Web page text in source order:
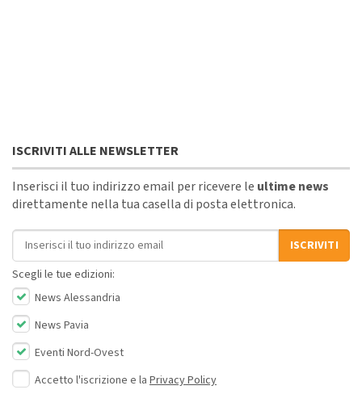
ISCRIVITI ALLE NEWSLETTER
Inserisci il tuo indirizzo email per ricevere le ultime news
direttamente nella tua casella di posta elettronica.
Indirizzo email
ISCRIVITI
Scegli le tue edizioni:
News Alessandria
News Pavia
Eventi Nord-Ovest
Accetto l'iscrizione e la Privacy Policy